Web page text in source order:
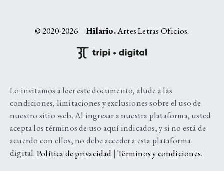
© 2020-2026—Hilario.Artes Letras Oficios.
Lo invitamos a leer este documento, alude a las
condiciones, limitaciones y exclusiones sobre el uso de
nuestro sitio web. Al ingresar a nuestra plataforma, usted
acepta los términos de uso aquí indicados, y si no está de
acuerdo con ellos, no debe acceder a esta plataforma
digital. Política de privacidad |Términos y condiciones.